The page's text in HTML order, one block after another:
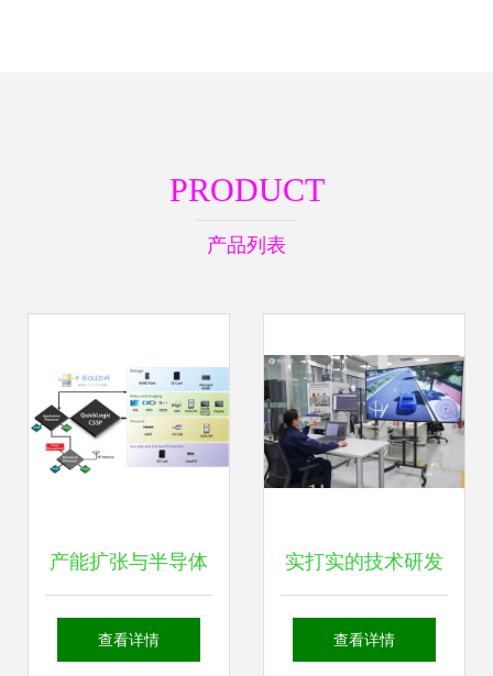
PRODUCT
产品列表
产能扩张与半导体
方案助势，
查看详情
实打实的技术研发
派 BEIJING汽车新
查看详情